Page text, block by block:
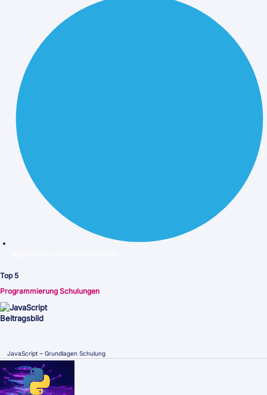
Top 5
Programmierung Schulungen
JavaScript ‒ Grundlagen Schulung